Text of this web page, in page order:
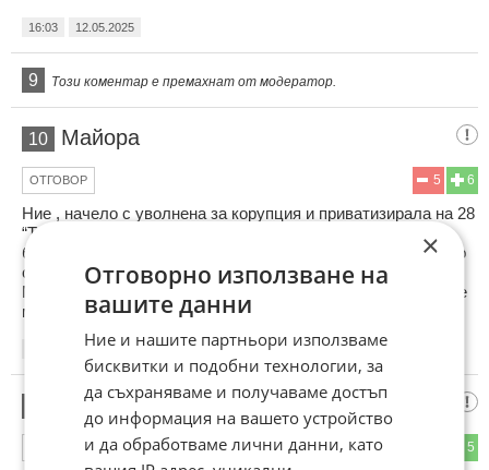
16:03 12.05.2025
9 Този коментар е премахнат от модератор.
10 Майора
6
5
ОТГОВОР
Ние , начело с уволнена за корупция и приватизирала на 28
“Техноимпекс”и велики приватизатори , отрекли се от
бившата си партия и станали политически цветарки , само
се оплакваме! Това не е отсега , това е от много години!
Мантрата ГЕРБ и Борисов и Пеевски е само заблуда че не
можете нищо да направите!
12.05.2025
Данко Харсъзина
5
ОТГОВОР
×
Отговорно използване на
вашите данни
Ние и нашите партньори използваме
бисквитки и подобни технологии, за
да съхраняваме и получаваме достъп
до информация на вашето устройство
и да обработваме лични данни, като